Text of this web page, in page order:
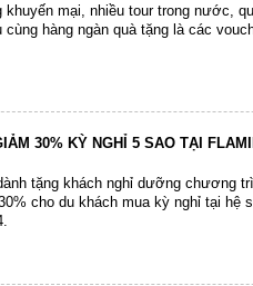
mại, nhiều tour trong nước,
hàng ngàn quà tặng là các
30% KỲ NGHỈ 5 SAO TẠI
tặng khách nghỉ dưỡng chương
cho du khách mua kỳ nghỉ tại hệ